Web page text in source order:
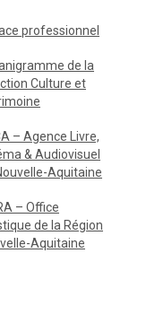
professionnel
de la
Culture et
– Agence Livre,
& Audiovisuel
Aquitaine
– Office
de la Région
Aquitaine